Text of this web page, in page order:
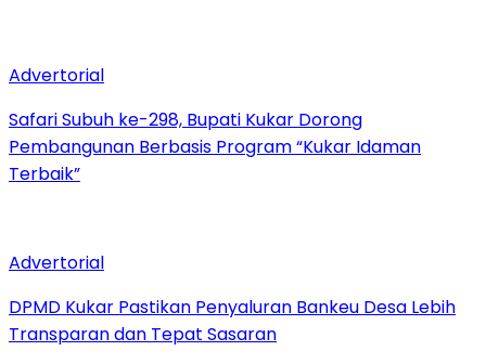
Advertorial
Safari Subuh ke-298, Bupati Kukar Dorong
Pembangunan Berbasis Program “Kukar Idaman
Terbaik”
Advertorial
DPMD Kukar Pastikan Penyaluran Bankeu Desa Lebih
Transparan dan Tepat Sasaran